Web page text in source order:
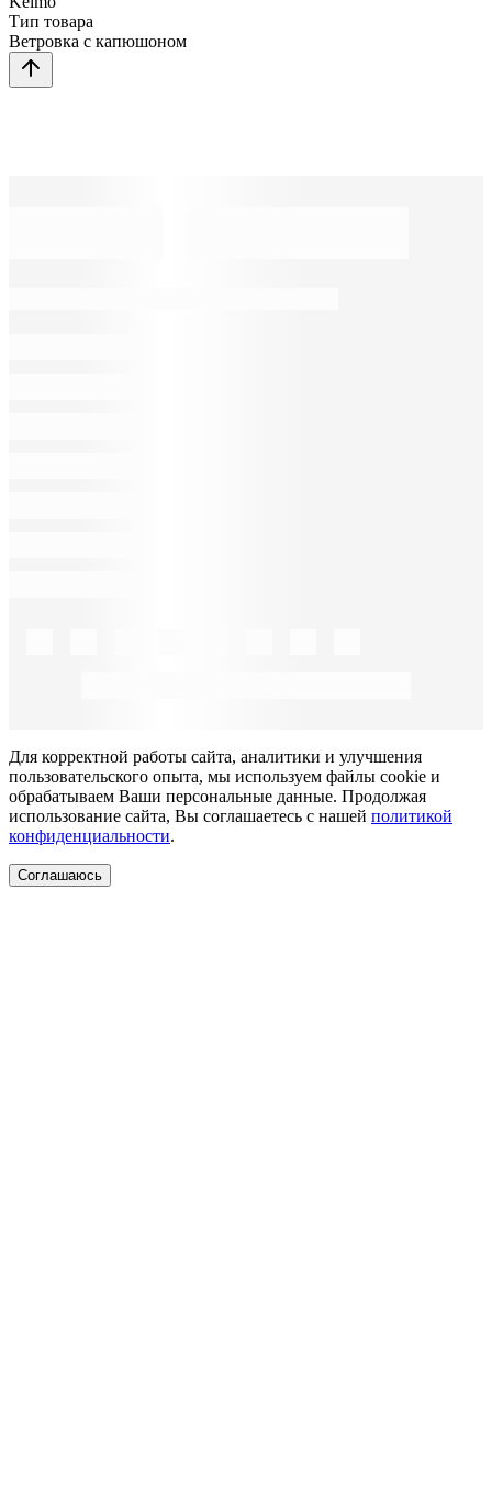
Тип товара
Ветровка с капюшоном
Для корректной работы сайта, аналитики и улучшения
пользовательского опыта, мы используем файлы cookie и
обрабатываем Ваши персональные данные. Продолжая
использование сайта, Вы соглашаетесь с нашей политикой
конфиденциальности.
Соглашаюсь